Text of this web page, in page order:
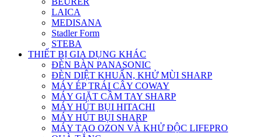
LAICA
MEDISANA
Stadler Form
STEBA
THIẾT BỊ GIA DỤNG KHÁC
ĐÈN BÀN PANASONIC
ĐÈN DIỆT KHUẨN, KHỬ MÙI SHARP
MÁY ÉP TRÁI CÂY COWAY
MÁY GIẶT CẦM TAY SHARP
MÁY HÚT BỤI HITACHI
MÁY HÚT BỤI SHARP
MÁY TẠO OZON VÀ KHỬ ĐỘC LIFEPRO